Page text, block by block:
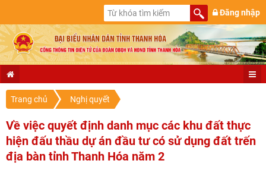
Đăng nhập
Trang chủ Nghị quyết
Về việc quyết định danh mục các khu đất thực
hiện đấu thầu dự án đầu tư có sử dụng đất trến
địa bàn tỉnh Thanh Hóa năm 2